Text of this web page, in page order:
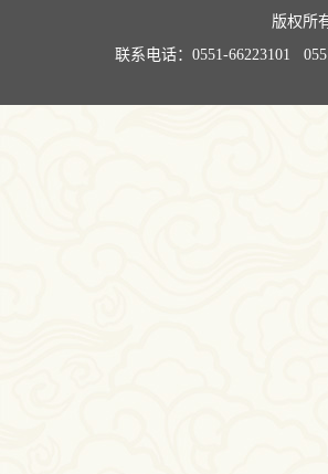
版权所
联系电话：0551-66223101